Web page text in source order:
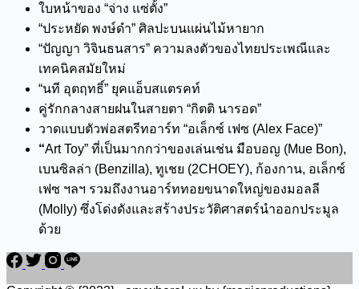
ใบหน้าของ “จ่าง แซ่ตั้ง”
“ประหยัด พงษ์ดำ” ศิลปะบนแผ่นไม้หายาก
“ปัญญา วิจินธนสาร” ความลงตัวของไทยประเพณีและ
เทคนิคสมัยใหม่
“นที อุตฤทธิ์” ยุคแอ็บสแตรคท์
คู่รักกลางสายฝนในสายตา “กิตติ นารอด”
วาดแบบตัวพ่อสตรีทอาร์ท “อเล็กซ์ เฟซ (Alex Face)”
“Art Toy” ที่เป็นมากกว่าของเล่นเช่น มือบอญ (Mue Bon),
เบนซิลล่า (Benzilla), ทูเชย (2CHOEY), ก้องกาน, อเล็กซ์
เฟซ ฯลฯ รวมถึงงานอาร์ททอยขนาดใหญ่ของมอลลี
(Molly) ซึ่งโด่งดังและสร้างประวัติศาสตร์นำออกประมูล
ด้วย